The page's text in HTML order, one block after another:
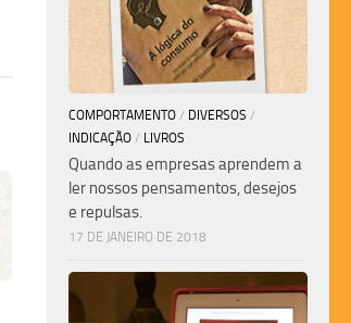
COMPORTAMENTO / DIVERSOS /
INDICAÇÃO / LIVROS
Quando as empresas aprendem a
ler nossos pensamentos, desejos
e repulsas.
17 DE JANEIRO DE 2018